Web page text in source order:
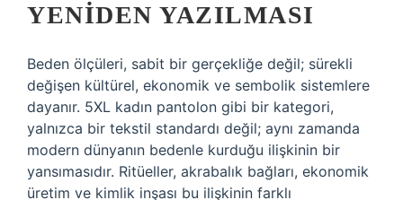
YENIDEN YAZILMASI
Beden ölçüleri, sabit bir gerçekliğe değil; sürekli
değişen kültürel, ekonomik ve sembolik sistemlere
dayanır. 5XL kadın pantolon gibi bir kategori,
yalnızca bir tekstil standardı değil; aynı zamanda
modern dünyanın bedenle kurduğu ilişkinin bir
yansımasıdır. Ritüeller, akrabalık bağları, ekonomik
üretim ve kimlik inşası bu ilişkinin farklı